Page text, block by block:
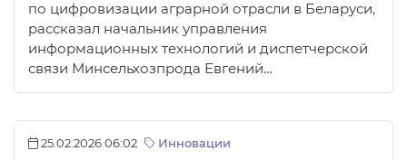
по цифровизации аграрной отрасли в Беларуси,
рассказал начальник управления
информационных технологий и диспетчерской
связи Минсельхозпрода Евгений…
25.02.2026 06:02 Инновации